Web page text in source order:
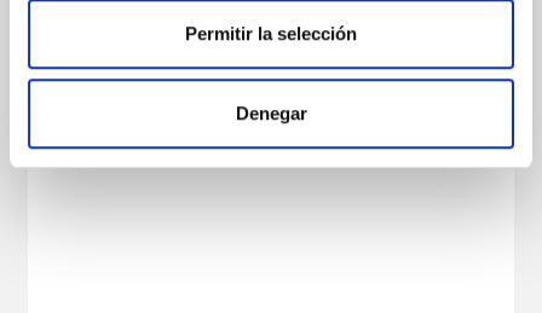
Permitir la selección
Denegar